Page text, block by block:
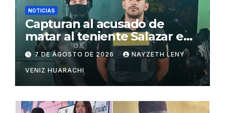
NOTICIAS
Capturan al acusado de
matar al teniente Salazar en
San Matías
7 DE AGOSTO DE 2026 NAYZETH LENY
VENIZ HUARACHI